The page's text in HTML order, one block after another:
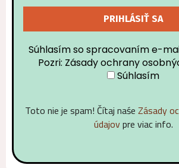
Súhlasím so spracovaním e-
Pozri: Zásady ochrany
Súhlasím
Toto nie je spam! Čítaj naśe Zásady
údajovpre viac info.